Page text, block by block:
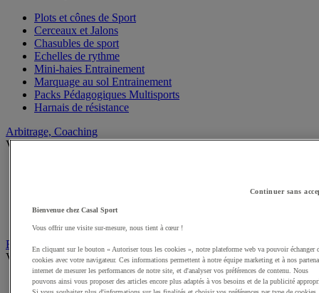
Plots et cônes de Sport
Cerceaux et Jalons
Chasubles de sport
Echelles de rythme
Mini-haies Entrainement
Marquage au sol Entrainement
Packs Pédagogiques Multisports
Harnais de résistance
Arbitrage, Coaching
Voir tous les produits
Brassards de sport
Récompenses sportives
Voir tous les produits
Coupes et trophées sportifs
Continuer sans
Bienvenue chez Casal Sport
Vous offrir une visite sur-mesure, nous tient à cœur !
En cliquant sur le bouton « Autoriser tous les cookies », notre plateforme web va pouvoir échanger
cookies avec votre navigateur. Ces informations permettent à notre équipe marketing et à nos
internet de mesurer les performances de notre site, et d'analyser vos préférences de contenu. Nous
pouvons ainsi vous proposer des articles encore plus adaptés à vos besoins et de la publicité